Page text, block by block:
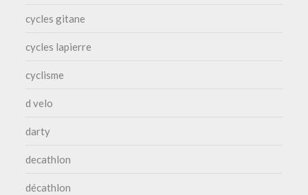
cycles gitane
cycles lapierre
cyclisme
d velo
darty
decathlon
décathlon